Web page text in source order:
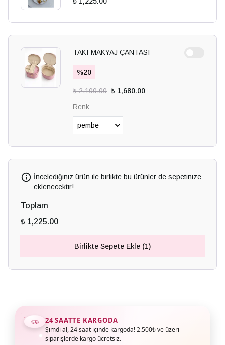
TAKI-MAKYAJ ÇANTASI
%20
₺ 2,100.00 ₺ 1,680.00
Renk
İncelediğiniz ürün ile birlikte bu ürünler de sepetinize
eklenecektir!
Toplam
₺ 1,225.00
Birlikte Sepete Ekle (1)
24 SAATTE KARGODA
Şimdi al, 24 saat içinde kargoda! 2.500₺ ve üzeri
siparişlerde kargo ücretsiz.